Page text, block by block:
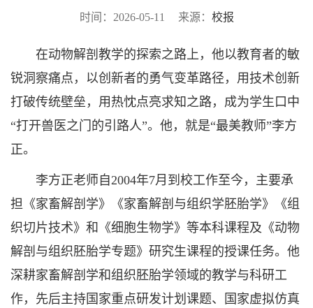
时间：2026-05-11 来源： 校报
在动物解剖教学的探索之路上，他以教育者的敏
锐洞察痛点，以创新者的勇气变革路径，用技术创新
打破传统壁垒，用热忱点亮求知之路，成为学生口中
“打开兽医之门的引路人”。他，就是“最美教师”李方
正。
李方正老师自2004年7月到校工作至今，主要承
担《家畜解剖学》《家畜解剖与组织学胚胎学》《组
织切片技术》和《细胞生物学》等本科课程及《动物
解剖与组织胚胎学专题》研究生课程的授课任务。他
深耕家畜解剖学和组织胚胎学领域的教学与科研工
作，先后主持国家重点研发计划课题、国家虚拟仿真